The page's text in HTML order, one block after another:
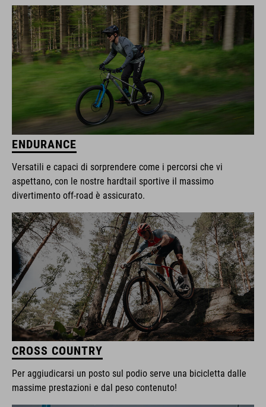
ENDURANCE
Versatili e capaci di sorprendere come i percorsi che vi
aspettano, con le nostre hardtail sportive il massimo
divertimento off-road è assicurato.
CROSS COUNTRY
Per aggiudicarsi un posto sul podio serve una bicicletta dalle
massime prestazioni e dal peso contenuto!